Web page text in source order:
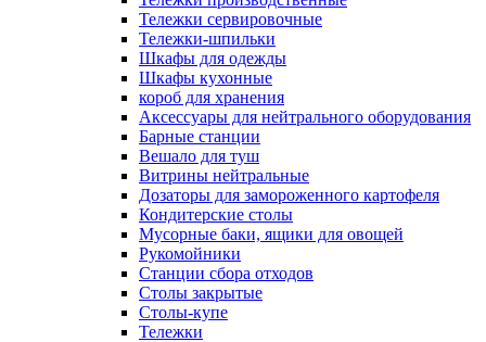
Тележки сервировочные
Тележки-шпильки
Шкафы для одежды
Шкафы кухонные
короб для хранения
Аксессуары для нейтрального оборудования
Барные станции
Вешало для туш
Витрины нейтральные
Дозаторы для замороженного картофеля
Кондитерские столы
Мусорные баки, ящики для овощей
Рукомойники
Станции сбора отходов
Столы закрытые
Столы-купе
Тележки